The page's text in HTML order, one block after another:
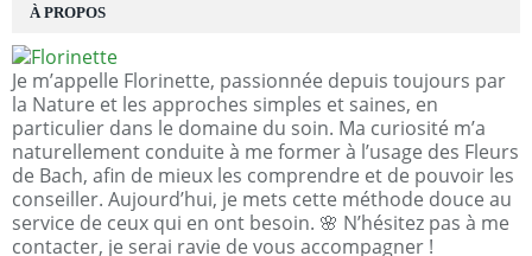
À PROPOS
Je m’appelle Florinette, passionnée depuis toujours par
la Nature et les approches simples et saines, en
particulier dans le domaine du soin. Ma curiosité m’a
naturellement conduite à me former à l’usage des Fleurs
de Bach, afin de mieux les comprendre et de pouvoir les
conseiller. Aujourd’hui, je mets cette méthode douce au
service de ceux qui en ont besoin. 🌸 N’hésitez pas à me
contacter, je serai ravie de vous accompagner !